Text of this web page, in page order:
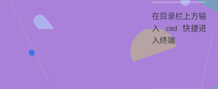
在目录栏上方输
入 cmd
快捷进
入终端